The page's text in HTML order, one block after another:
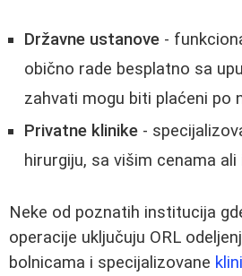
Državne ustanove -
obično rade besplatno sa
zahvati mogu biti plaćeni po
Privatne klinike -
hirurgiju, sa višim cenama
Neke od poznatih institucija
operacije uključuju ORL
bolnicama i specijalizovane